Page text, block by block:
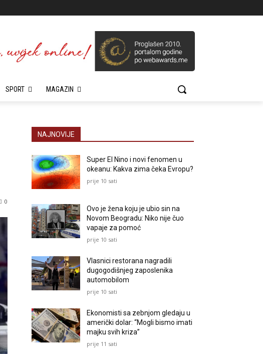
SPORT MAGAZIN
0
NAJNOVIJE
Super El Nino i novi fenomen u
okeanu: Kakva zima čeka Evropu?
prije 10 sati
Ovo je žena koju je ubio sin na
Novom Beogradu: Niko nije čuo
vapaje za pomoć
prije 10 sati
Vlasnici restorana nagradili
dugogodišnjeg zaposlenika
automobilom
prije 10 sati
Ekonomisti sa zebnjom gledaju u
američki dolar: “Mogli bismo imati
majku svih kriza”
prije 11 sati